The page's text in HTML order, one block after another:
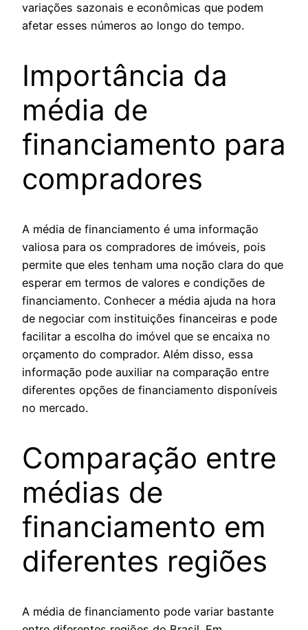
variações sazonais e econômicas que podem
afetar esses números ao longo do tempo.
Importância da
média de
financiamento para
compradores
A média de financiamento é uma informação
valiosa para os compradores de imóveis, pois
permite que eles tenham uma noção clara do que
esperar em termos de valores e condições de
financiamento. Conhecer a média ajuda na hora
de negociar com instituições financeiras e pode
facilitar a escolha do imóvel que se encaixa no
orçamento do comprador. Além disso, essa
informação pode auxiliar na comparação entre
diferentes opções de financiamento disponíveis
no mercado.
Comparação entre
médias de
financiamento em
diferentes regiões
A média de financiamento pode variar bastante